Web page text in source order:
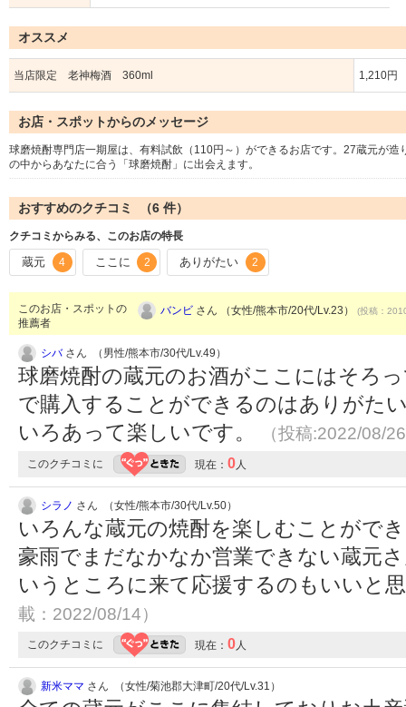
オススメ
当店限定 老神梅酒 360ml 1,210円
お店・スポットからのメッセージ
球磨焼酎専門店一期屋は、有料試飲（110円～）ができるお店です。27蔵元が
の中からあなたに合う「球磨焼酎」に出会えます。
おすすめのクチコミ （6 件）
クチコミからみる、このお店の特長
蔵元 4 ここに 2 ありがたい 2
このお店・スポットの
推薦者
バンビ さん （女性/熊本市/20代/Lv.23） (投稿：
シバさん （男性/熊本市/30代/Lv.49）
球磨焼酎の蔵元のお酒がここにはそろ
で購入することができるのはありがた
いろあって楽しいです。
（投稿:2022/08/
このクチコミに 現在： 0 人
シラノ さん （女性/熊本市/30代/Lv.50）
いろんな蔵元の焼酎を楽しむことがで
豪雨でまだなかなか営業できない蔵元
いうところに来て応援するのもいいと
載：2022/08/14）
このクチコミに 現在： 0 人
新米ママ さん （女性/菊池郡大津町/20代/Lv.31）